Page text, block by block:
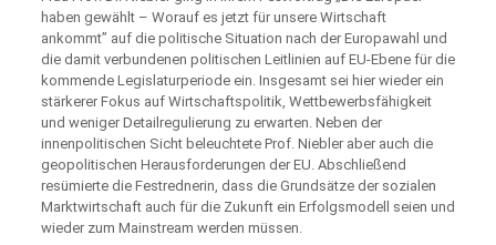
haben gewählt – Worauf es jetzt für unsere Wirtschaft
ankommt” auf die politische Situation nach der Europawahl und
die damit verbundenen politischen Leitlinien auf EU-Ebene für die
kommende Legislaturperiode ein. Insgesamt sei hier wieder ein
stärkerer Fokus auf Wirtschaftspolitik, Wettbewerbsfähigkeit
und weniger Detailregulierung zu erwarten. Neben der
innenpolitischen Sicht beleuchtete Prof. Niebler aber auch die
geopolitischen Herausforderungen der EU. Abschließend
resümierte die Festrednerin, dass die Grundsätze der sozialen
Marktwirtschaft auch für die Zukunft ein Erfolgsmodell seien und
wieder zum Mainstream werden müssen.